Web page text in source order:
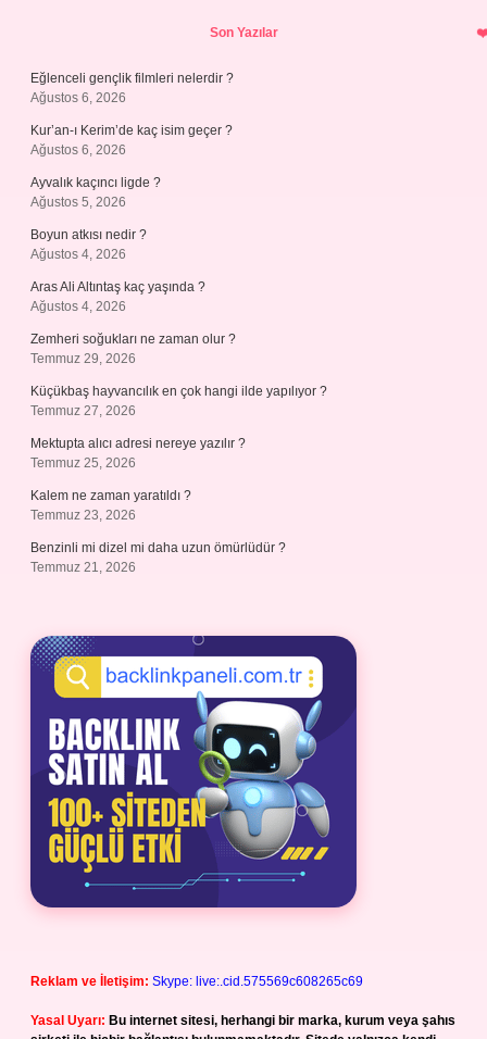
Son Yazılar
Eğlenceli gençlik filmleri nelerdir ?
Ağustos 6, 2026
Kur’an-ı Kerim’de kaç isim geçer ?
Ağustos 6, 2026
Ayvalık kaçıncı ligde ?
Ağustos 5, 2026
Boyun atkısı nedir ?
Ağustos 4, 2026
Aras Ali Altıntaş kaç yaşında ?
Ağustos 4, 2026
Zemheri soğukları ne zaman olur ?
Temmuz 29, 2026
Küçükbaş hayvancılık en çok hangi ilde yapılıyor ?
Temmuz 27, 2026
Mektupta alıcı adresi nereye yazılır ?
Temmuz 25, 2026
Kalem ne zaman yaratıldı ?
Temmuz 23, 2026
Benzinli mi dizel mi daha uzun ömürlüdür ?
Temmuz 21, 2026
Reklam ve İletişim: Skype: live:.cid.575569c608265c69
Yasal Uyarı: Bu internet sitesi, herhangi bir marka, kurum veya şahıs